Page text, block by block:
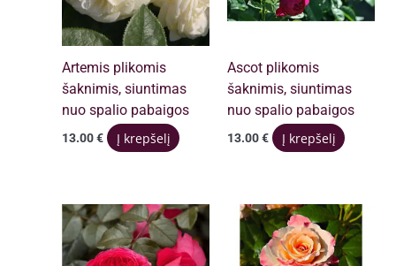
Artemis plikomis
šaknimis, siuntimas
nuo spalio pabaigos
13.00€ Į krepšelį
Ascot plikomis
šaknimis, siuntimas
nuo spalio pabaigos
13.00€ Į krepšelį